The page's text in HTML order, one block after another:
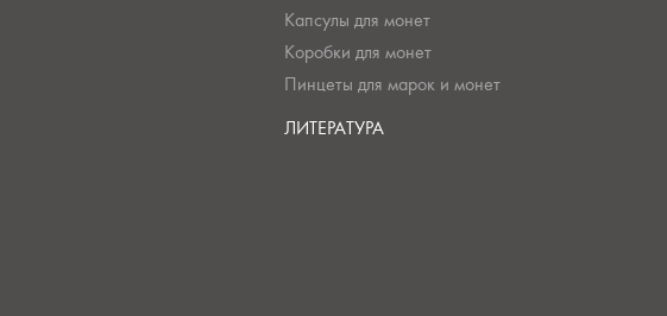
Капсулы для монет
Коробки для монет
Пинцеты для марок и монет
ЛИТЕРАТУРА